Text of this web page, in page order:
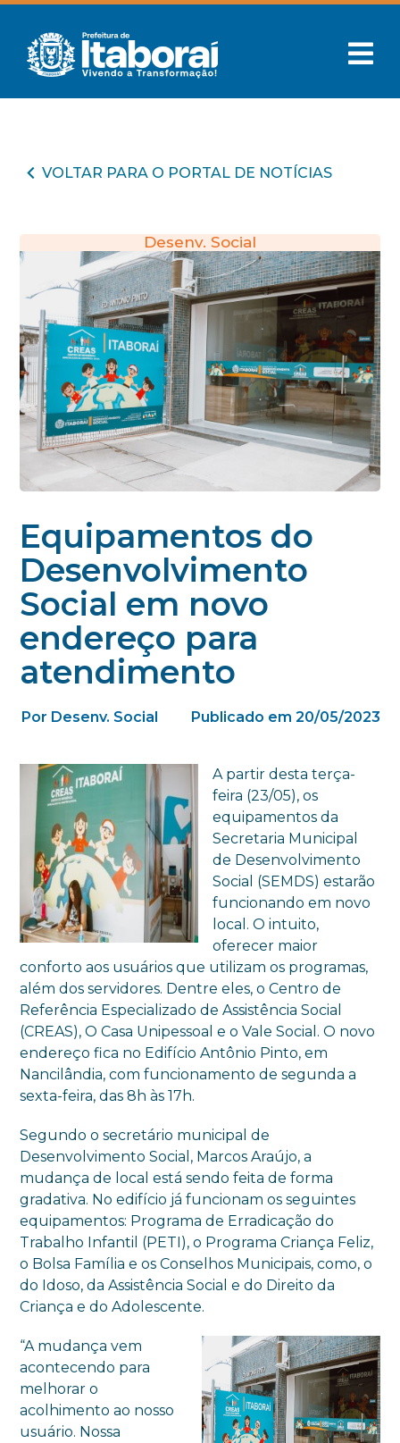
VOLTAR PARA O PORTAL DE NOTÍCIAS
Desenv. Social
Equipamentos do
Desenvolvimento
Social em novo
endereço para
atendimento
Por Desenv. Social Publicado em 20/05/2023
A partir desta terça-
feira (23/05), os
equipamentos da
Secretaria Municipal
de Desenvolvimento
Social (SEMDS) estarão
funcionando em novo
local. O intuito,
oferecer maior
conforto aos usuários que utilizam os programas,
além dos servidores. Dentre eles, o Centro de
Referência Especializado de Assistência Social
(CREAS), O Casa Unipessoal e o Vale Social. O novo
endereço fica no Edifício Antônio Pinto, em
Nancilândia, com funcionamento de segunda a
sexta-feira, das 8h às 17h.
Segundo o secretário municipal de
Desenvolvimento Social, Marcos Araújo, a
mudança de local está sendo feita de forma
gradativa. No edifício já funcionam os seguintes
equipamentos: Programa de Erradicação do
Trabalho Infantil (PETI), o Programa Criança Feliz,
o Bolsa Família e os Conselhos Municipais, como, o
do Idoso, da Assistência Social e do Direito da
Criança e do Adolescente.
“A mudança vem
acontecendo para
melhorar o
acolhimento ao nosso
usuário. Nossa